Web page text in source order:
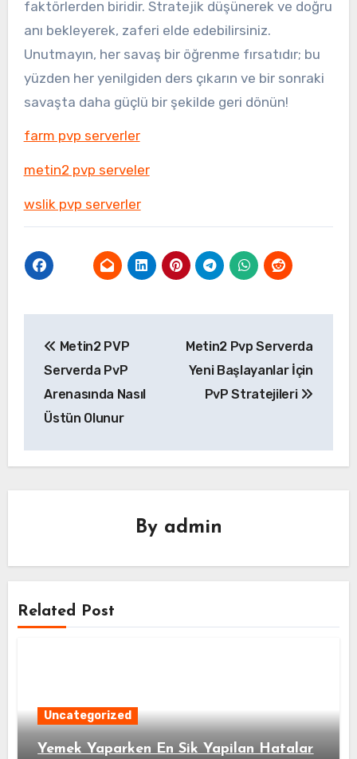
faktörlerden biridir. Stratejik düşünerek ve doğru
anı bekleyerek, zaferi elde edebilirsiniz.
Unutmayın, her savaş bir öğrenme fırsatıdır; bu
yüzden her yenilgiden ders çıkarın ve bir sonraki
savaşta daha güçlü bir şekilde geri dönün!
farm pvp serverler
metin2 pvp serveler
wslik pvp serverler
gezinmesi
Metin2 PVP
Serverda PvP
Arenasında Nasıl
Üstün Olunur
Metin2 Pvp Serverda
Yeni Başlayanlar İçin
PvP Stratejileri
By admin
Related Post
Uncategorized
Yemek Yaparken En Sik Yapilan Hatalar